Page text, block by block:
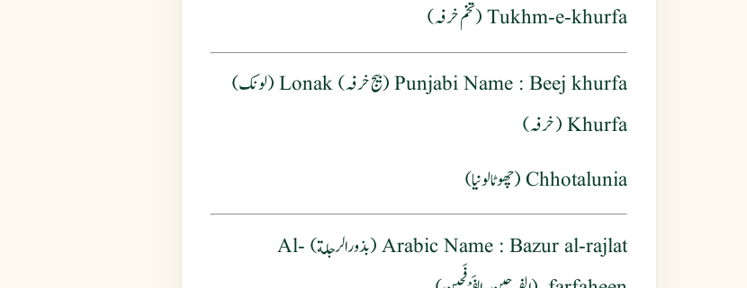
Tukhm-e-khurfa (تخم خرفہ)
Punjabi Name
: Beej khurfa (بیج خرفہ) Lonak (لونک)
Khurfa (خرفہ)
Chhotalunia (چھوٹالونیا)
Arabic Name
: Bazur al-rajlat (بذور الرجلة) Al-